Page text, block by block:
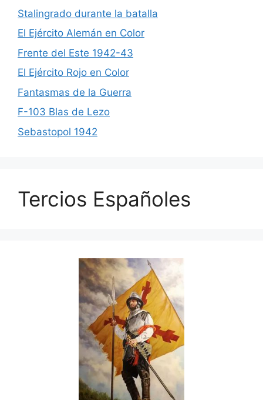
Stalingrado durante la batalla
El Ejército Alemán en Color
Frente del Este 1942-43
El Ejército Rojo en Color
Fantasmas de la Guerra
F-103 Blas de Lezo
Sebastopol 1942
Tercios Españoles